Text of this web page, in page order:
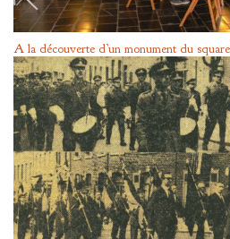
A la découverte d’un monument du